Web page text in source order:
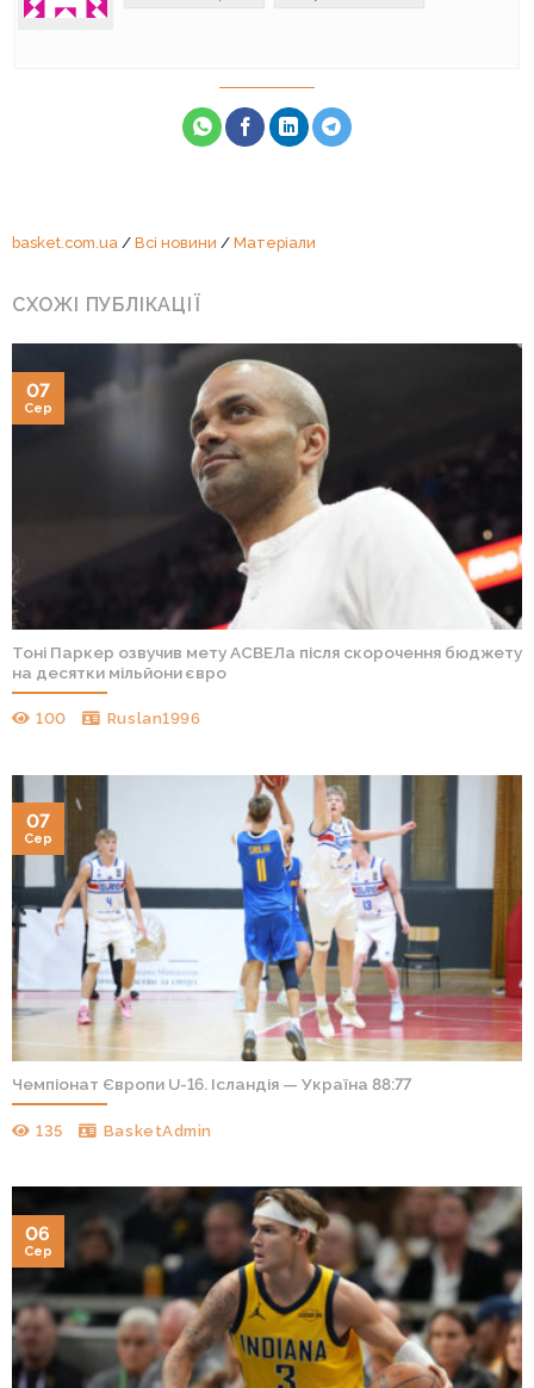
basket.com.ua/ Всі новини / Матеріали
СХОЖІ ПУБЛІКАЦІЇ
Тоні Паркер озвучив мету АСВЕЛа після скорочення бюджету
на десятки мільйони євро
100 Ruslan1996
07
Сер
Чемпіонат Європи U-16. Ісландія — Україна 88:77
135 BasketAdmin
07
Сер
06
Сер